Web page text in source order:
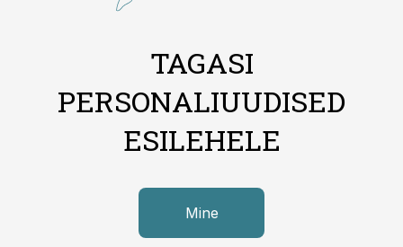
TAGASI
PERSONALIUUDISED
ESILEHELE
Mine